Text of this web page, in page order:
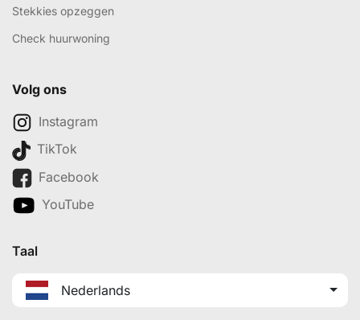
Stekkies opzeggen
Check huurwoning
Volg ons
Instagram
TikTok
Facebook
YouTube
Taal
Nederlands